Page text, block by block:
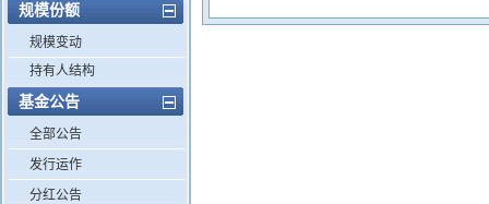
规模份额
规模变动
持有人结构
基金公告
全部公告
发行运作
分红公告